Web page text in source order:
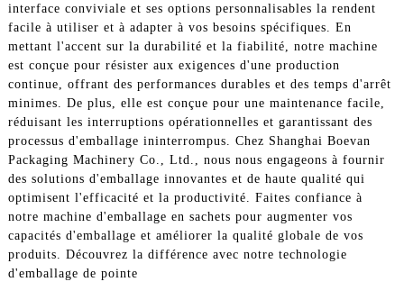
interface conviviale et ses options personnalisables la rendent
facile à utiliser et à adapter à vos besoins spécifiques. En
mettant l'accent sur la durabilité et la fiabilité, notre machine
est conçue pour résister aux exigences d'une production
continue, offrant des performances durables et des temps d'arrêt
minimes. De plus, elle est conçue pour une maintenance facile,
réduisant les interruptions opérationnelles et garantissant des
processus d'emballage ininterrompus. Chez Shanghai Boevan
Packaging Machinery Co., Ltd., nous nous engageons à fournir
des solutions d'emballage innovantes et de haute qualité qui
optimisent l'efficacité et la productivité. Faites confiance à
notre machine d'emballage en sachets pour augmenter vos
capacités d'emballage et améliorer la qualité globale de vos
produits. Découvrez la différence avec notre technologie
d'emballage de pointe